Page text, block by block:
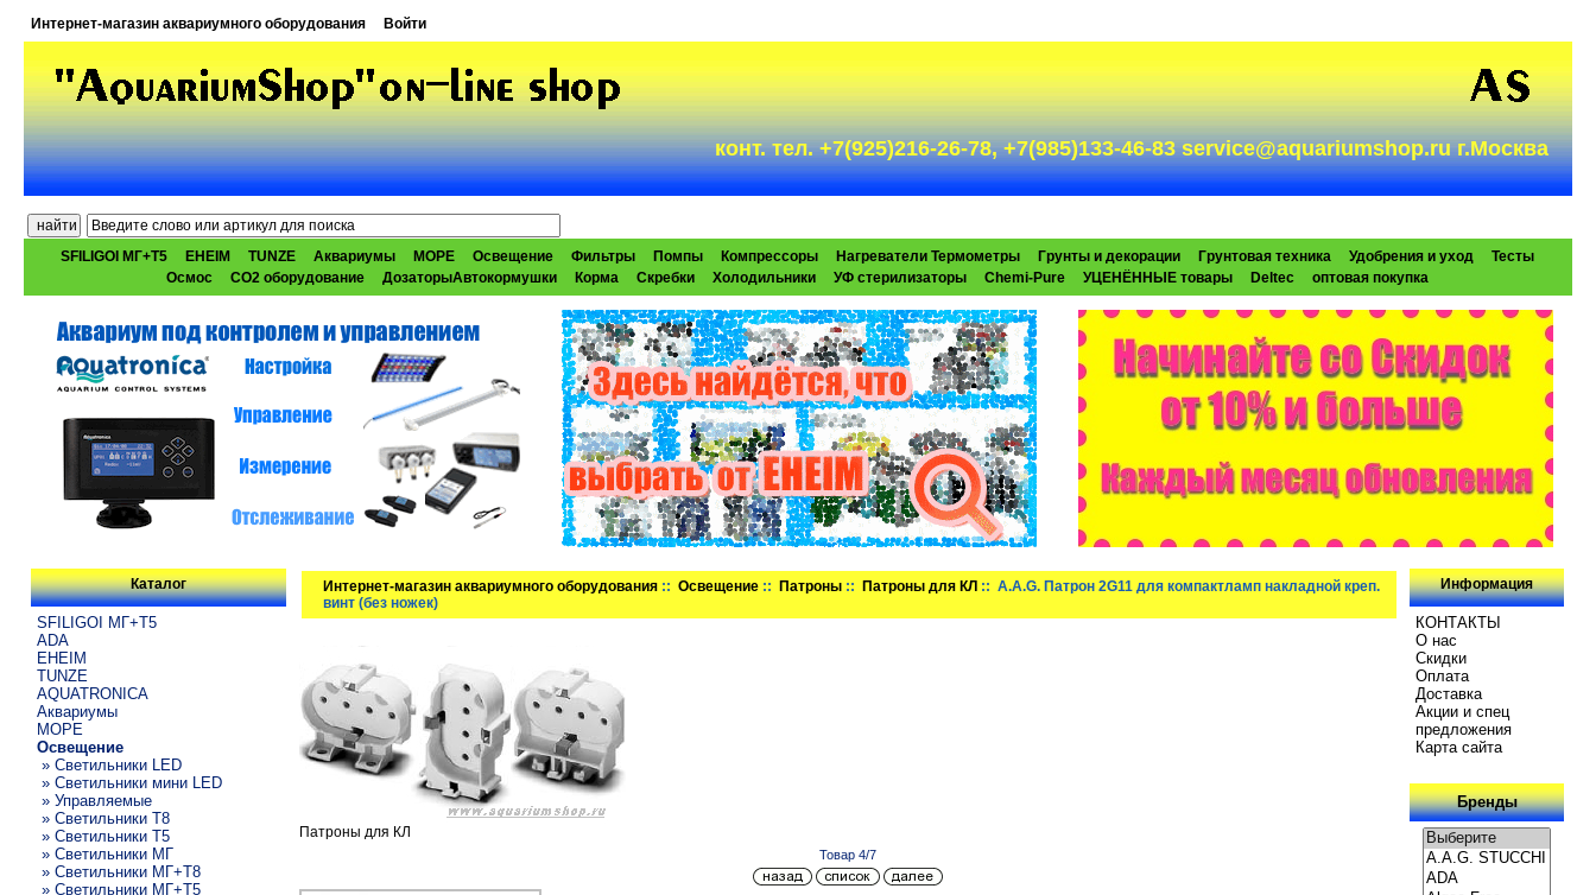
Интернет-магазин аквариумного оборудования Войти
конт. тел. +7(925)216-26-78, +7(985)133-46-83 service@aquariumshop.ru г.Москва
SFILIGOI МГ+Т5 EHEIM TUNZE Аквариумы МОРЕ Освещение Фильтры Помпы Компрессоры Нагреватели Термометры Грунты и декорации Грунтовая техника Удобрения и уход
Тесты
Осмос
CO2 оборудование ДозаторыАвтокормушки Корма Скребки Холодильники УФ стерилизаторы Chemi-Pure УЦЕНЁННЫЕ товары Deltec оптовая покупка
Каталог
SFILIGOI МГ+Т5
ADA
EHEIM
TUNZE
AQUATRONICA
Аквариумы
МОРЕ
Освещение
» Светильники LED
» Светильники мини LED
» Управляемые
» Светильники T8
» Светильники T5
» Светильники МГ
» Светильники МГ+T8
» Светильники МГ+T5
Интернет-магазин аквариумного оборудования ::Освещение :: Патроны :: Патроны для КЛ :: A.A.G. Патрон 2G11 для компактламп накладной креп.
винт (без ножек)
Патроны для КЛ
Товар 4/7
Информация
КОНТАКТЫ
О нас
Скидки
Oплатa
Доставка
Акции и спец
предложения
Карта сайта
Бренды